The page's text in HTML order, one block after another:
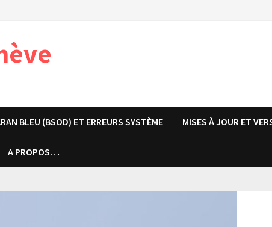
BLEU (BSOD) ET ERREURS SYSTÈME MISES À JOUR ET
A PROPOS…